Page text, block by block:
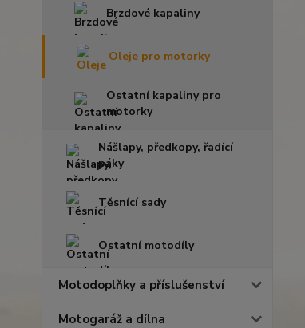
Brzdové kapaliny
Oleje pro motorky
Ostatní kapaliny pro
motorky
Nášlapy, předkopy, řadící
páky
Těsnící sady
Ostatní motodíly
Motodoplňky a příslušenství
Motogaráž a dílna